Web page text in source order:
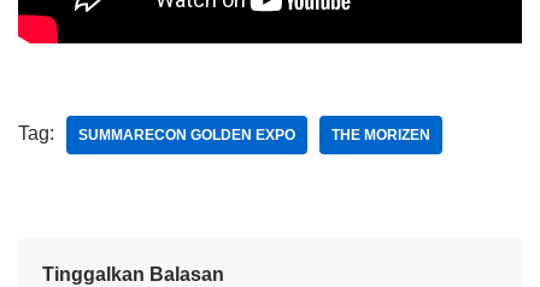
Tag: SUMMARECON GOLDEN EXPO THE MORIZEN
Tinggalkan Balasan